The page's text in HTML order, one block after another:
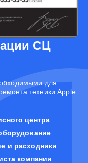
СЦ
для
техники Apple
центра
и расходники
компании